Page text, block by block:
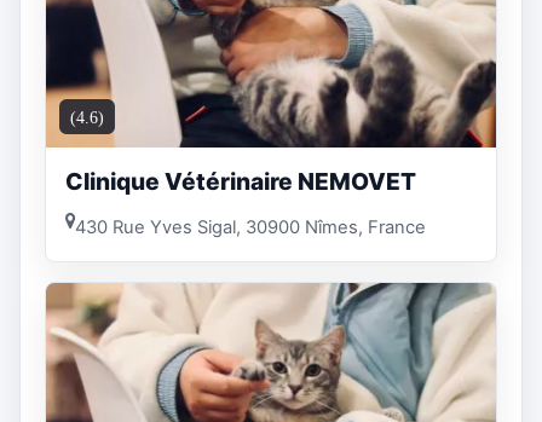
(4.6)
Clinique Vétérinaire NEMOVET
430 Rue Yves Sigal, 30900 Nîmes, France